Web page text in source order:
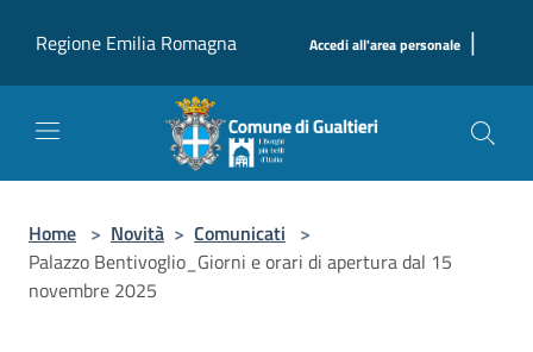
Regione Emilia Romagna
Accedi all'area personale |
Home > Novità > Comunicati >
Palazzo Bentivoglio_Giorni e orari di apertura dal 15
novembre 2025